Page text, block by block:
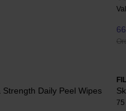
Daily Peel Wipes
75